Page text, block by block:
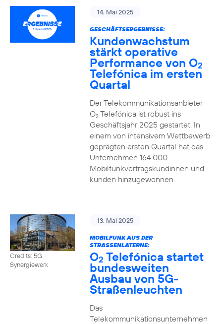
14. Mai 2025
GESCHÄFTSERGEBNISSE:
Kundenwachstum
stärkt operative
Performance von O2
Telefónica im ersten
Quartal
Der Telekommunikationsanbieter
O2Telefónica ist robust ins
Geschäftsjahr 2025 gestartet. In
einem von intensivem Wettbewerb
geprägten ersten Quartal hat das
Unternehmen 164.000
Mobilfunkvertragskundinnen und -
kunden hinzugewonnen.
Credits: 5G
Synergiewerk
13. Mai 2025
MOBILFUNK AUS DER
STRASSENLATERNE:
O2 Telefónica startet
bundesweiten
Ausbau von 5G-
Straßenleuchten
Das
Telekommunikationsunternehmen